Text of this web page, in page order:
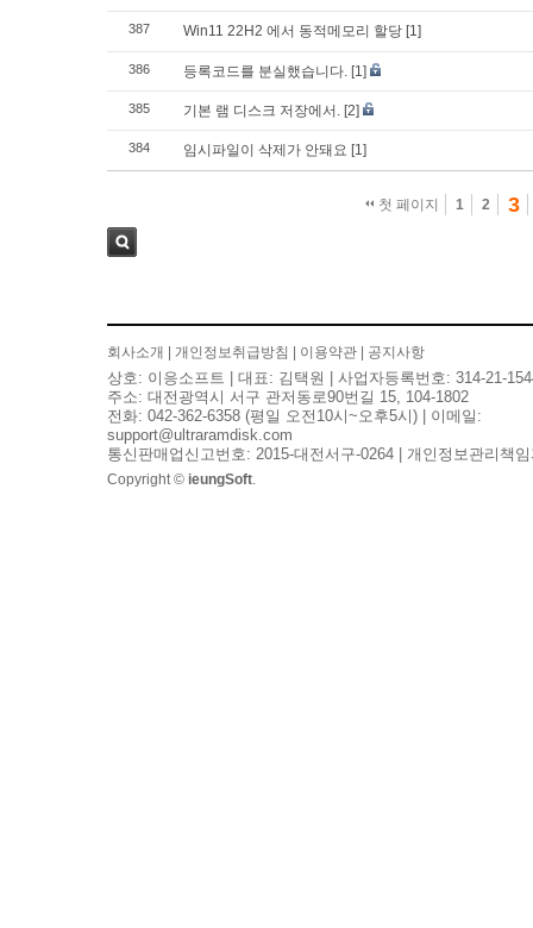
387 Win11 22H2 에서 동적메모리 할당 [1]
386 등록코드를 분실했습니다. [1]
385 기본 램 디스크 저장에서. [2]
384 임시파일이 삭제가 안돼요 [1]
첫 페이지 1 2 3
회사소개 개인정보취급방침 이용약관 공지사항
상호: 이응소프트 | 대표: 김택원 | 사업자등록번호: 314-21-
주소: 대전광역시 서구 관저동로90번길 15, 104-1802
전화: 042-362-6358 (평일 오전10시~오후5시) | 이메일:
support@ultraramdisk.com
통신판매업신고번호: 2015-대전서구-0264 | 개인정보관리책
Copyright © ieungSoft.